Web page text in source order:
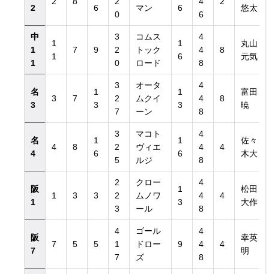
2 6
0
マン 6
6
悠太
中
1
1
1
1
7 9
3
2
0
コムス
トック
ロード
1
6
4
4
8
8
丸山
元気
名
3
3 7
1
3
3
2
7
オータ
ムクイ
ーン
1
3
4
4
8
8
富田
暁
名
4
4 8
1
6
3
2
5
マコト
ヴィエ
ルジ
1
6
4
4
8
4
佐々
木大
阪
1
1 3 3
2
2
3
クロー
ムノワ
ール
1
3
4
4
8
4
松田
大作
阪
7
7 5 5
4
1
7
ゴール
ドロー
ズ
9
4
4
8
4
幸英
明